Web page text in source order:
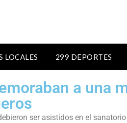
LOCALES 299 DEPORTES
a una
ser asistidos en el